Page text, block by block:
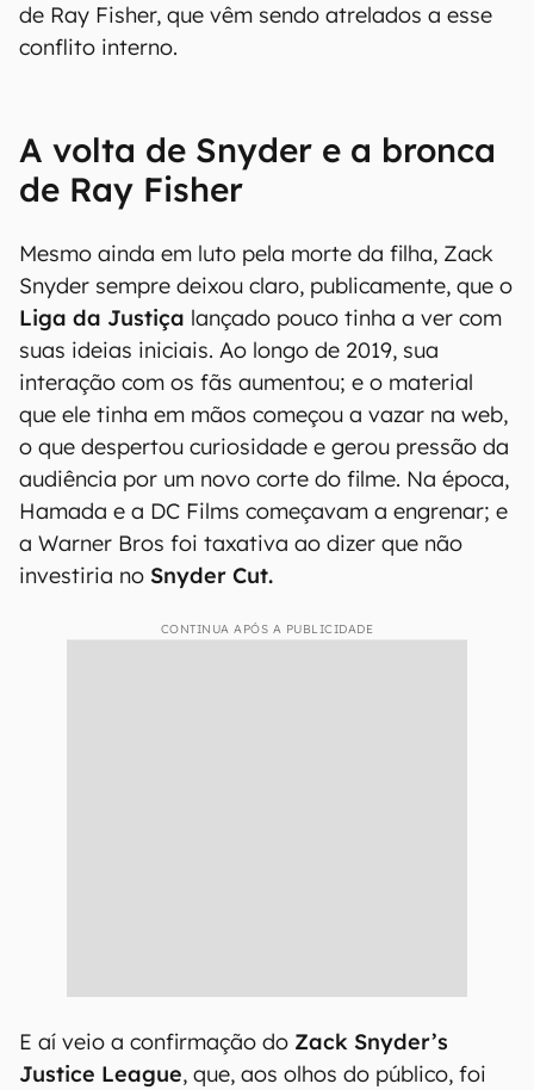
de Ray Fisher, que vêm sendo atrelados a esse
conflito interno.
A volta de Snyder e a bronca
de Ray Fisher
Mesmo ainda em luto pela morte da filha, Zack
Snyder sempre deixou claro, publicamente, que o
Liga da Justiça lançado pouco tinha a ver com
suas ideias iniciais. Ao longo de 2019, sua
interação com os fãs aumentou; e o material
que ele tinha em mãos começou a vazar na web,
o que despertou curiosidade e gerou pressão da
audiência por um novo corte do filme. Na época,
Hamada e a DC Films começavam a engrenar; e
a Warner Bros foi taxativa ao dizer que não
investiria no Snyder Cut.
CONTINUA APÓS A PUBLICIDADE
E aí veio a confirmação do Zack Snyder’s
Justice League, que, aos olhos do público, foi